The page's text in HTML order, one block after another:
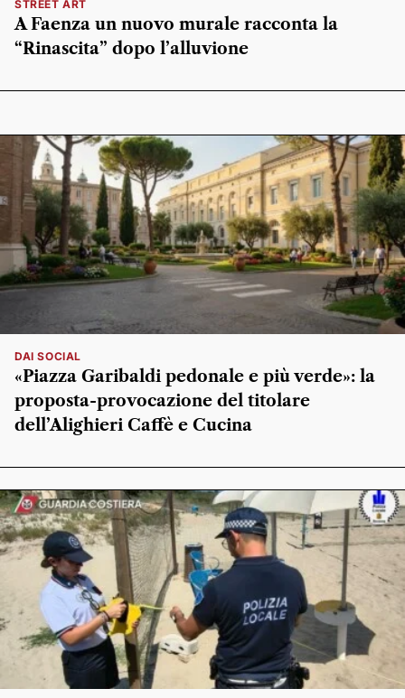
STREET ART
A Faenza un nuovo murale racconta la
“Rinascita” dopo l’alluvione
DAI SOCIAL
«Piazza Garibaldi pedonale e più verde»: la
proposta-provocazione del titolare
dell’Alighieri Caffè e Cucina